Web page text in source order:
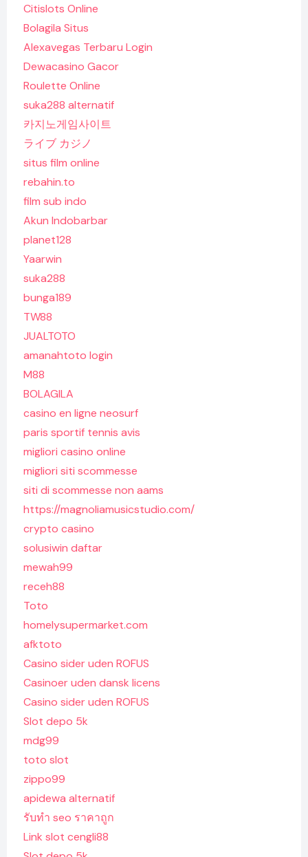
Citislots Online
Bolagila Situs
Alexavegas Terbaru Login
Dewacasino Gacor
Roulette Online
suka288 alternatif
카지노게임사이트
ライブ カジノ
situs film online
rebahin.to
film sub indo
Akun Indobarbar
planet128
Yaarwin
suka288
bunga189
TW88
JUALTOTO
amanahtoto login
M88
BOLAGILA
casino en ligne neosurf
paris sportif tennis avis
migliori casino online
migliori siti scommesse
siti di scommesse non aams
https://magnoliamusicstudio.com/
crypto casino
solusiwin daftar
mewah99
receh88
Toto
homelysupermarket.com
afktoto
Casino sider uden ROFUS
Casinoer uden dansk licens
Casino sider uden ROFUS
Slot depo 5k
mdg99
toto slot
zippo99
apidewa alternatif
รับทํา seo ราคาถูก
Link slot cengli88